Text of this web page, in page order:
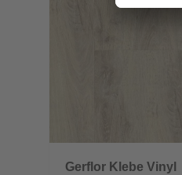
Gerflor Klebe Vinyl